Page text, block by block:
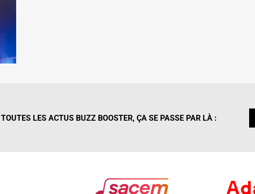
TOUTES LES ACTUS BUZZ BOOSTER, ÇA SE PASSE PAR LÀ :